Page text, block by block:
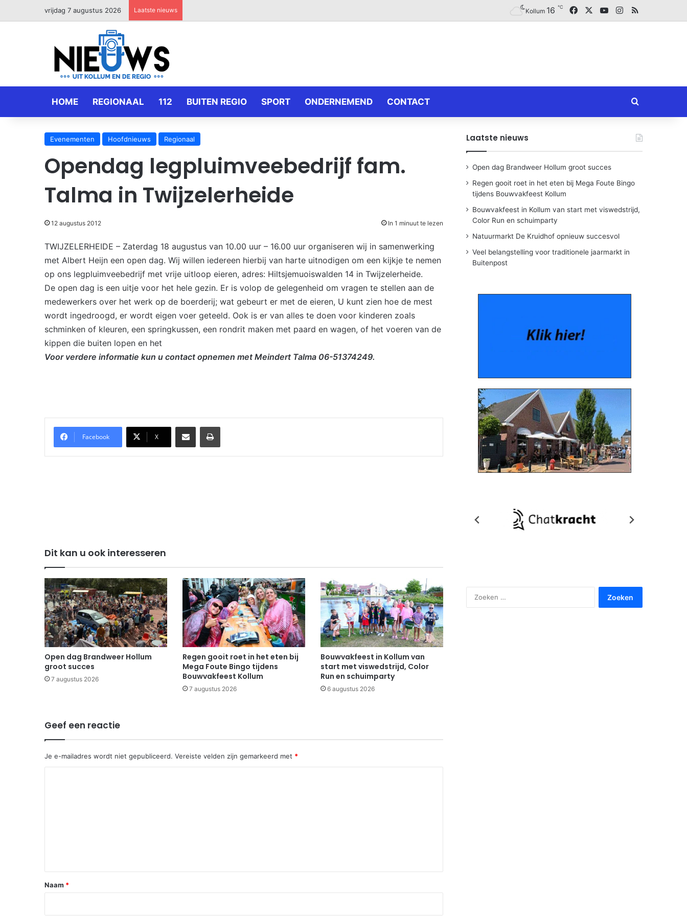
vrijdag 7 augustus 2026 Laatste nieuws Kollum 16 ℃ FacebookYouTubeInstagram
RSS
HOME REGIONAAL 112 BUITEN REGIO SPORT ONDERNEMEND CONTACT Zoeken naar
Evenementen Hoofdnieuws Regionaal
Opendag legpluimveebedrijf fam.
Talma in Twijzelerheide
12 augustus 2012 In 1 minuut te lezen
TWIJZELERHEIDE – Zaterdag 18 augustus van 10.00 uur – 16.00 uur organiseren wij in samenwerking
met Albert Heijn een open dag. Wij willen iedereen hierbij van harte uitnodigen om een kijkje te nemen
op ons legpluimveebedrijf met vrije uitloop eieren, adres: Hiltsjemuoiswalden 14 in Twijzelerheide.
De open dag is een uitje voor het hele gezin. Er is volop de gelegenheid om vragen te stellen aan de
medewerkers over het werk op de boerderij; wat gebeurt er met de eieren, U kunt zien hoe de mest
wordt ingedroogd, er wordt eigen voer geteeld. Ook is er van alles te doen voor kinderen zoals
schminken of kleuren, een springkussen, een rondrit maken met paard en wagen, of het voeren van de
kippen die buiten lopen en het
Voor verdere informatie kun u contact opnemen met Meindert Talma 06-51374249.
Facebook X
Delen via Email Print
Dit kan u ook interesseren
Open dag Brandweer Hollum
groot succes
7 augustus 2026
Regen gooit roet in het eten bij
Mega Foute Bingo tijdens
Bouwvakfeest Kollum
7 augustus 2026
Bouwvakfeest in Kollum van
start met viswedstrijd, Color
Run en schuimparty
6 augustus 2026
Geef een reactie
Je e-mailadres wordt niet gepubliceerd. Vereiste velden zijn gemarkeerd met *
*
Naam *
Laatste nieuws
Open dag Brandweer Hollum groot succes
Regen gooit roet in het eten bij Mega Foute Bingo
tijdens Bouwvakfeest Kollum
Bouwvakfeest in Kollum van start met viswedstrijd,
Color Run en schuimparty
Natuurmarkt De Kruidhof opnieuw succesvol
Veel belangstelling voor traditionele jaarmarkt in
Buitenpost
naar: